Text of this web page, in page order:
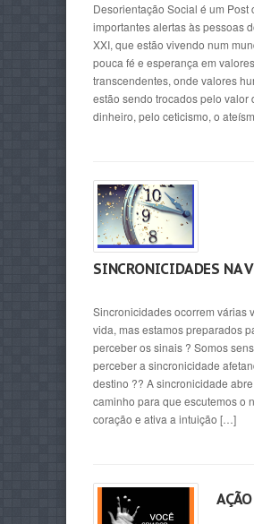
Desorientação Social é um Post
importantes alertas às pessoas
XXI, que estão vivendo num
pouca fé e esperança em valores
transcendentes, onde valores
estão sendo trocados pelo valor
dinheiro, pelo ceticismo, o
SINCRONICIDADES NA
Sincronicidades ocorrem várias
vida, mas estamos preparados
perceber os sinais ? Somos
perceber a sincronicidade
destino ?? A sincronicidade
caminho para que escutemos o
coração e ativa a intuição […]